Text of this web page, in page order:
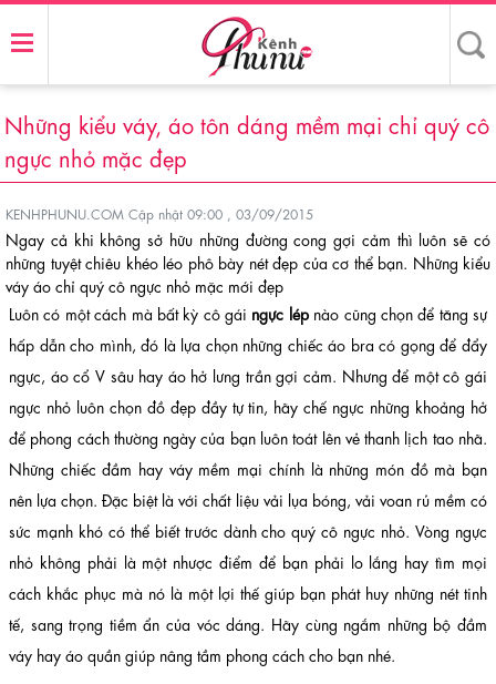
Những kiểu váy, áo tôn dáng mềm mại chỉ quý cô
ngực nhỏ mặc đẹp
KENHPHUNU.COM Cập nhật 09:00 , 03/09/2015
Ngay cả khi không sở hữu những đường cong gợi cảm thì luôn sẽ có
những tuyệt chiêu khéo léo phô bày nét đẹp của cơ thể bạn. Những kiểu
váy áo chỉ quý cô ngực nhỏ mặc mới đẹp
Luôn có một cách mà bất kỳ cô gái ngực lépnào cũng chọn để tăng sự
hấp dẫn cho mình, đó là lựa chọn những chiếc áo bra có gọng để đẩy
ngực, áo cổ V sâu hay áo hở lưng trần gợi cảm. Nhưng để một cô gái
ngực nhỏ luôn chọn đồ đẹp đầy tự tin, hãy chế ngực những khoảng hở
để phong cách thường ngày của bạn luôn toát lên vẻ thanh lịch tao nhã.
Những chiếc đầm hay váy mềm mại chính là những món đồ mà bạn
nên lựa chọn. Đặc biệt là với chất liệu vải lụa bóng, vải voan rủ mềm có
sức mạnh khó có thể biết trước dành cho quý cô ngực nhỏ. Vòng ngực
nhỏ không phải là một nhược điểm để bạn phải lo lắng hay tìm mọi
cách khắc phục mà nó là một lợi thế giúp bạn phát huy những nét tinh
tế, sang trọng tiềm ẩn của vóc dáng. Hãy cùng ngắm những bộ đầm
váy hay áo quần giúp nâng tầm phong cách cho bạn nhé.